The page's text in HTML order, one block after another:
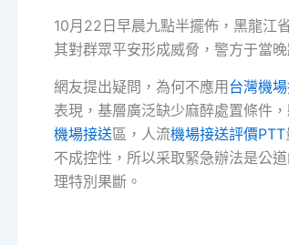
10月22日早晨九點半擺佈，黑龍江
其對群眾平安形成威脅，警方于當晚
網友提出疑問，為何不應用台灣機
表現，基層廣泛缺少麻醉處置條件
機場接送區，人流機場接送評價PTT
不成控性，所以采取緊急辦法是公
理特別果斷。